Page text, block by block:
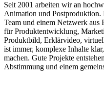
Seit 2001 arbeiten wir an
Animation und Postproduktion.
Team und einem Netzwerk
für Produktentwicklung,
Produktbild, Erklärvideo,
ist immer, komplexe Inhalte
machen. Gute Projekte
Abstimmung und einem